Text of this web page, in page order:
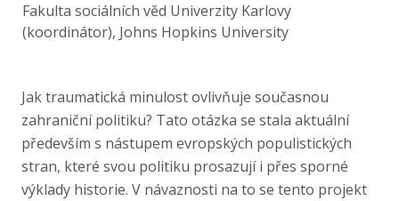
FSV UK
Fakulta sociálních věd Univerzity Karlovy
(koordinátor), Johns Hopkins University
Jak traumatická minulost ovlivňuje současnou
zahraniční politiku? Tato otázka se stala aktuální
především s nástupem evropských populistických
stran, které svou politiku prosazují i přes sporné
výklady historie. V návaznosti na to se tento projekt